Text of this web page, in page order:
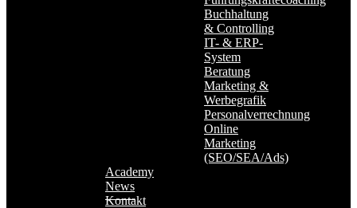
Buchhaltung
& Controlling
IT- & ERP-
System
Beratung
Marketing &
Werbegrafik
Personalverrechnung
Online
Marketing
(SEO/SEA/Ads)
Academy
News
Kontakt